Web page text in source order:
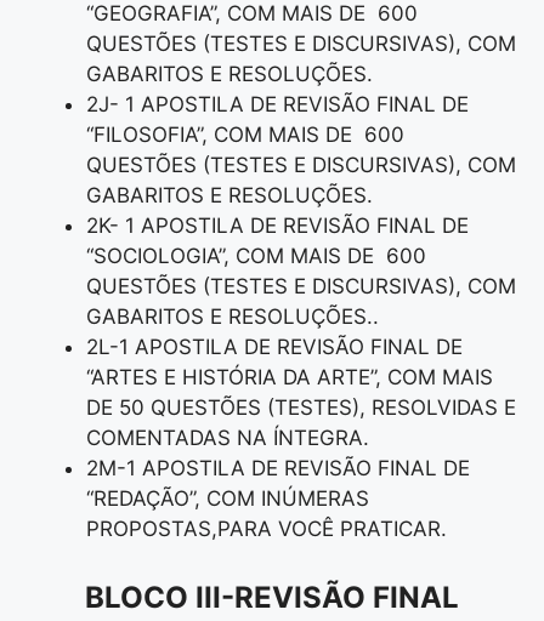
“GEOGRAFIA”, COM MAIS DE 600
QUESTÕES (TESTES E DISCURSIVAS), COM
GABARITOS E RESOLUÇÕES.
2J- 1 APOSTILA DE REVISÃO FINAL DE
“FILOSOFIA”, COM MAIS DE 600
QUESTÕES (TESTES E DISCURSIVAS), COM
GABARITOS E RESOLUÇÕES.
2K- 1 APOSTILA DE REVISÃO FINAL DE
“SOCIOLOGIA”, COM MAIS DE 600
QUESTÕES (TESTES E DISCURSIVAS), COM
GABARITOS E RESOLUÇÕES..
2L-1 APOSTILA DE REVISÃO FINAL DE
“ARTES E HISTÓRIA DA ARTE”, COM MAIS
DE 50 QUESTÕES (TESTES), RESOLVIDAS E
COMENTADAS NA ÍNTEGRA.
2M-1 APOSTILA DE REVISÃO FINAL DE
“REDAÇÃO”, COM INÚMERAS
PROPOSTAS,PARA VOCÊ PRATICAR.
BLOCO III-REVISÃO FINAL